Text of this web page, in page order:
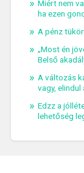
Miért nem
ha ezen
A pénz
„Most én
Belső
A változás
vagy,
Edzz a
lehetőség